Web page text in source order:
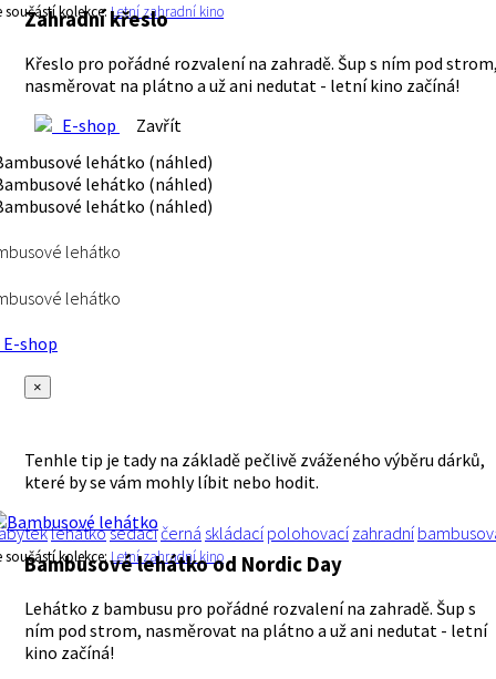
součástí kolekce: Letní zahradní kino
Zahradní křeslo
Křeslo pro pořádné rozvalení na zahradě. Šup s ním pod
nasměrovat na plátno a už ani nedutat - letní kino začíná!
E-shop
Zavřít
lehátko
lehátko
shop
×
Tenhle tip je tady na základě pečlivě zváženého výběru dárků,
které by se vám mohly líbit nebo hodit.
lehátkosedacíčerná skládací polohovací zahradní
součástí kolekce:Letní zahradní kino
Bambusové lehátkood Nordic Day
Lehátko z bambusu pro pořádné rozvalení na zahradě. Šup s
ním pod strom, nasměrovat na plátno a už ani nedutat - letní
kino začíná!